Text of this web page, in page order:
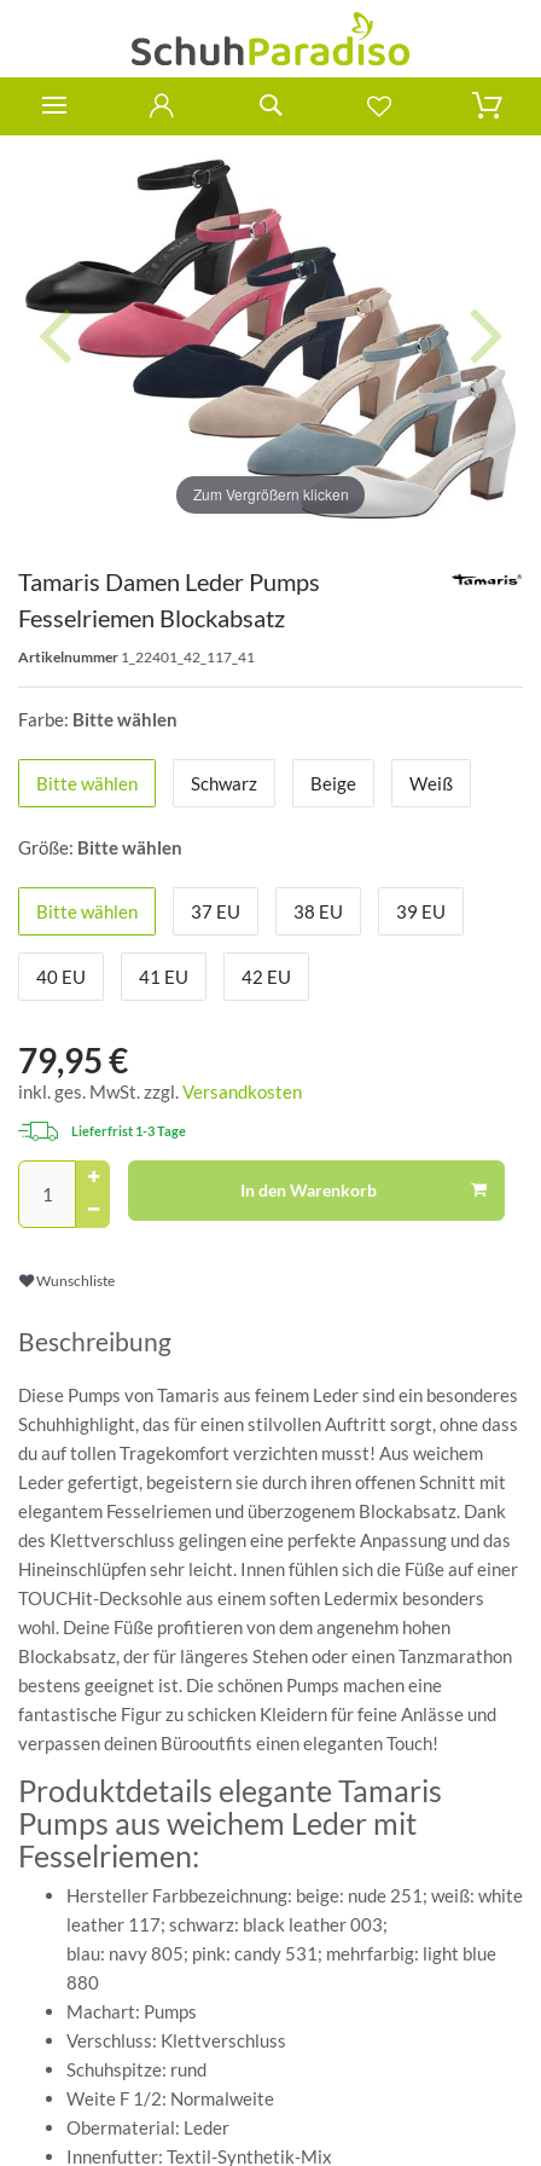
Zum Vergrößern klicken
Tamaris Damen Leder Pumps
Fesselriemen Blockabsatz
Artikelnummer 1_22401_42_117_41
Farbe: Bitte wählen
Bitte wählen Schwarz Beige Weiß
Größe: Bitte wählen
Bitte wählen 37 EU 38 EU 39 EU
40 EU 41 EU 42 EU
79,95 €
inkl. ges. MwSt. zzgl.Versandkosten
Lieferfrist 1-3 Tage
In den Warenkorb
Wunschliste
Beschreibung
Diese Pumps von Tamaris aus feinem Leder sind ein besonderes
Schuhhighlight, das für einen stilvollen Auftritt sorgt, ohne dass
du auf tollen Tragekomfort verzichten musst! Aus weichem
Leder gefertigt, begeistern sie durch ihren offenen Schnitt mit
elegantem Fesselriemen und überzogenem Blockabsatz. Dank
des Klettverschluss gelingen eine perfekte Anpassung und das
Hineinschlüpfen sehr leicht. Innen fühlen sich die Füße auf einer
TOUCHit-Decksohle aus einem soften Ledermix besonders
wohl. Deine Füße profitieren von dem angenehm hohen
Blockabsatz, der für längeres Stehen oder einen Tanzmarathon
bestens geeignet ist. Die schönen Pumps machen eine
fantastische Figur zu schicken Kleidern für feine Anlässe und
verpassen deinen Bürooutfits einen eleganten Touch!
Produktdetails elegante Tamaris
Pumps aus weichem Leder mit
Fesselriemen:
Hersteller Farbbezeichnung: beige: nude 251; weiß: white
leather 117; schwarz: black leather 003;
blau: navy 805; pink: candy 531; mehrfarbig: light blue
880
Machart: Pumps
Verschluss: Klettverschluss
Schuhspitze: rund
Weite F 1/2: Normalweite
Obermaterial: Leder
Innenfutter: Textil-Synthetik-Mix